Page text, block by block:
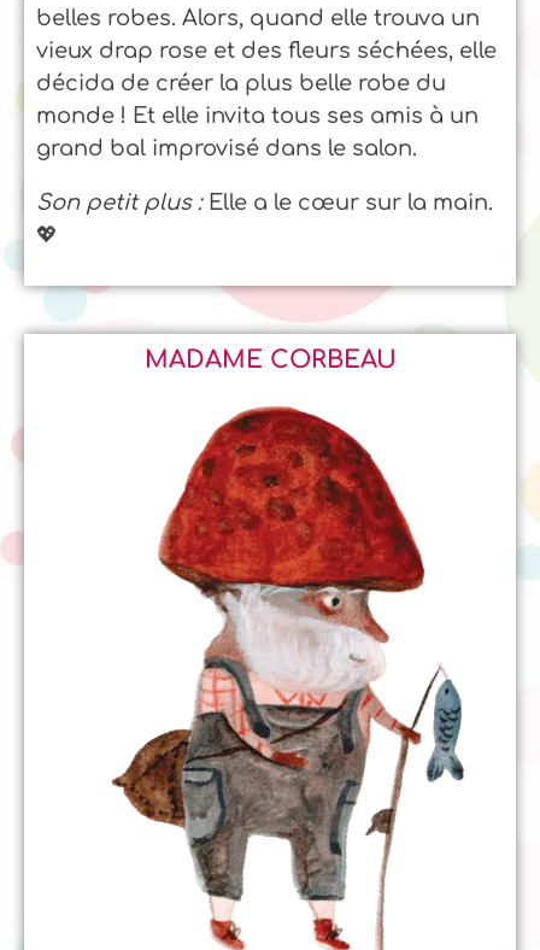
belles robes. Alors, quand elle trouva un
vieux drap rose et des fleurs séchées, elle
décida de créer la plus belle robe du
monde ! Et elle invita tous ses amis à un
grand bal improvisé dans le salon.
Son petit plus :Elle a le cœur sur la main.
💖
MADAME CORBEAU